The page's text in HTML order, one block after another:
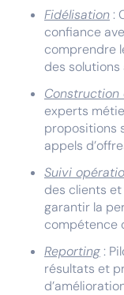
Fidélisation:
confiance
comprendre
des
Construction
experts
propositions
appels
Suivi
des clients
garantir la
compétence
Reporting:
résultats et